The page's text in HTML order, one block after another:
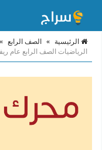
الرئيسية » الصف الرابع »
الرياضيات الصف الرابع عام ريفيل